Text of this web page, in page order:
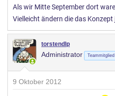
Als wir Mitte September dort
Vielleicht ändern die das
torstendlp
Administrator Teammitglied
9 Oktober 2012